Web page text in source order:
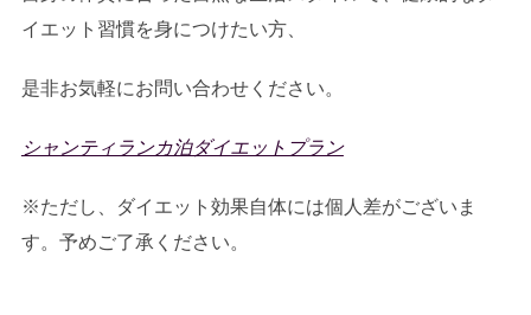
イエット習慣を身につけたい方、
是非お気軽にお問い合わせください。
シャンティランカ泊ダイエットプラン
※ただし、ダイエット効果自体には個人差がございま
す。予めご了承ください。